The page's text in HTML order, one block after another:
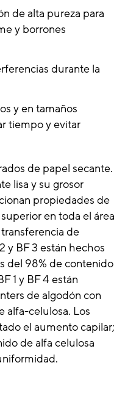
de alta pureza para
y borrones
durante la
y en tamaños
tiempo y evitar
de papel secante.
lisa y su grosor
propiedades de
en toda el área
de
y BF 3 están hechos
del 98% de contenido
1 y BF 4 están
de algodón con
alfa-celulosa. Los
el aumento capilar;
de alfa celulosa